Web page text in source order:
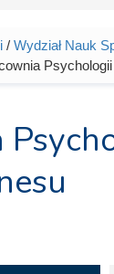
/ Wydział Nauk